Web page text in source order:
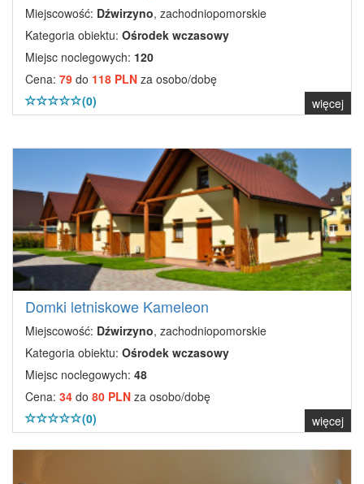
Miejscowość: Dźwirzyno, zachodniopomorskie
Kategoria obiektu: Ośrodek wczasowy
Miejsc noclegowych: 120
Cena: 79 do 118 PLN za osobo/dobę
(0)
więcej
Domki letniskowe Kameleon
Miejscowość: Dźwirzyno, zachodniopomorskie
Kategoria obiektu: Ośrodek wczasowy
Miejsc noclegowych: 48
Cena: 34 do 80 PLN za osobo/dobę
(0)
więcej